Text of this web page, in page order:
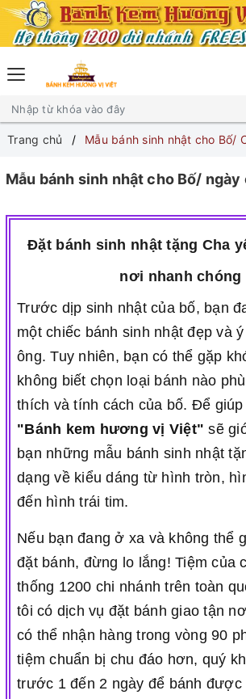
Trang chủ Mẫu bánh sinh nhật cho Bố/
Mẫu bánh sinh nhật cho Bố/ ngày
Đặt bánh sinh nhật tặng Cha
nơi nhanh chóng
Trước dịp sinh nhật của bố, bạn
một chiếc bánh sinh nhật đẹp và
ông. Tuy nhiên, bạn có thể gặp
không biết chọn loại bánh nào
thích và tính cách của bố. Để giúp
"Bánh kem hương vị Việt" sẽ
bạn những mẫu bánh sinh nhật
dạng về kiểu dáng từ hình tròn,
đến hình trái tim.
Nếu bạn đang ở xa và không thể
đặt bánh, đừng lo lắng! Tiệm của
thống 1200 chi nhánh trên toàn
tôi có dịch vụ đặt bánh giao tận
có thể nhận hàng trong vòng 90
tiệm chuẩn bị chu đáo hơn, quý
trước 1 đến 2 ngày để bánh được